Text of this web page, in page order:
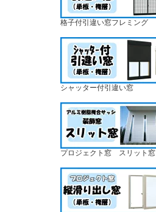
格子付引違い窓フレミング
シャッター付引違い窓
プロジェクト窓 スリット窓